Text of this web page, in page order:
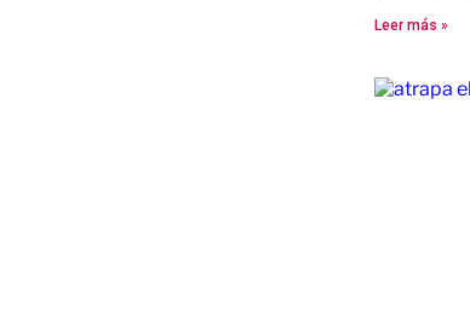
Leer más »